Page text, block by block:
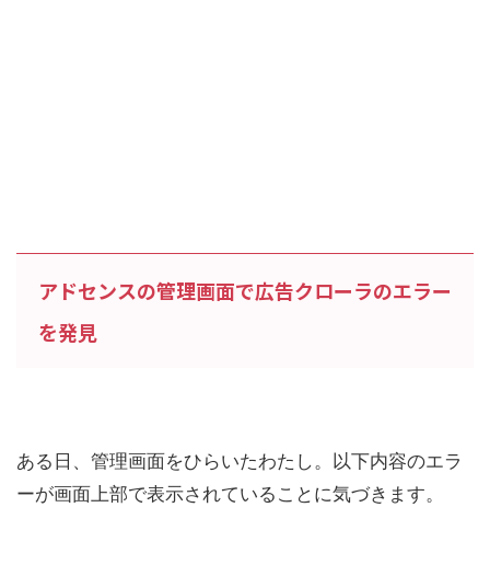
アドセンスの管理画面で広告クローラのエラー
を発見
ある日、管理画面をひらいたわたし。以下内容のエラ
ーが画面上部で表示されていることに気づきます。